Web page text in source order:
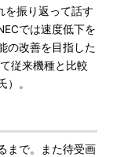
を振り返って話す
では速度低下を
の改善を目指した
従来機種と比較
）。
まで。また待受画